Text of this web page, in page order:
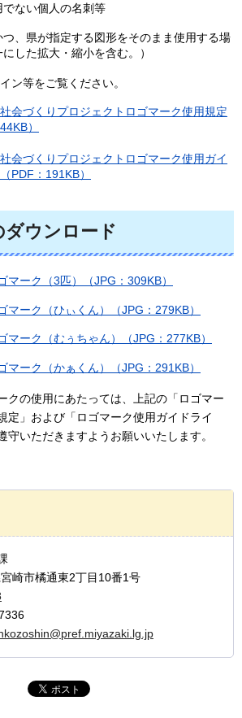
ない個人の名刺等
、県が指定する図形をそのまま使用する場
した拡大・縮小を含む。）
ン等をご覧ください。
会づくりプロジェクトロゴマーク使用規定
）
会づくりプロジェクトロゴマーク使用ガイ
PDF：191KB）
ダウンロード
マーク（3匹）（JPG：309KB）
マーク（ひぃくん）（JPG：279KB）
マーク（むぅちゃん）（JPG：277KB）
マーク（かぁくん）（JPG：291KB）
クの使用にあたっては、上記の「ロゴマー
定」および「ロゴマーク使用ガイドライ
守いただきますようお願いいたします。
崎市橘通東2丁目10番1号